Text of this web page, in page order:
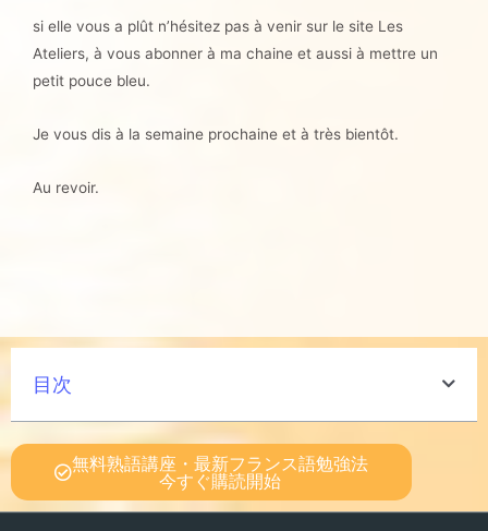
si elle vous a plût n’hésitez pas à venir sur le site Les
Ateliers, à vous abonner à ma chaine et aussi à mettre un
petit pouce bleu.
Je vous dis à la semaine prochaine et à très bientôt.
Au revoir.
目次
無料熟語講座・最新フランス語勉強法
今すぐ購読開始